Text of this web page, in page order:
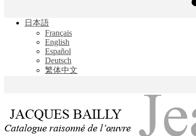
Jean Dufy
Jacques Bailly - Catalogue raisonné de l'œuvre de Jean Dufy
日本語
Français
English
Español
Deutsch
繁体中文